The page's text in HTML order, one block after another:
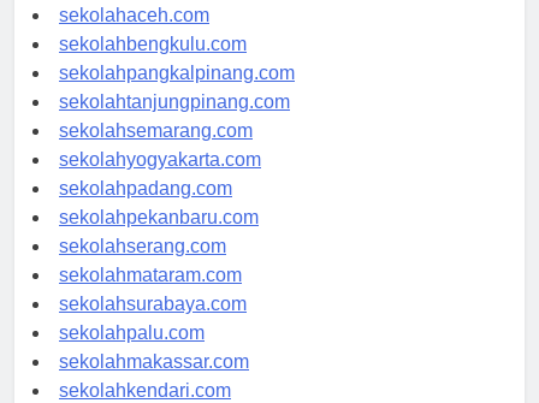
sekolahaceh.com
sekolahbengkulu.com
sekolahpangkalpinang.com
sekolahtanjungpinang.com
sekolahsemarang.com
sekolahyogyakarta.com
sekolahpadang.com
sekolahpekanbaru.com
sekolahserang.com
sekolahmataram.com
sekolahsurabaya.com
sekolahpalu.com
sekolahmakassar.com
sekolahkendari.com